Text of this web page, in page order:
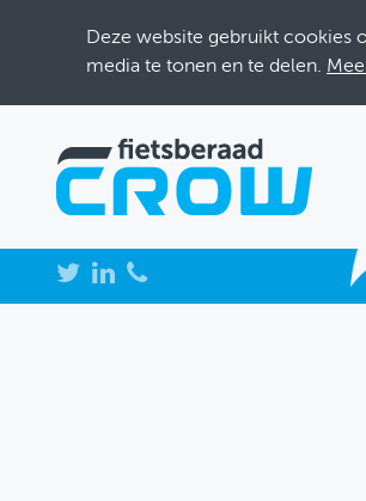
Deze website gebruikt cookies
media te tonen en te delen.
NIEUWS